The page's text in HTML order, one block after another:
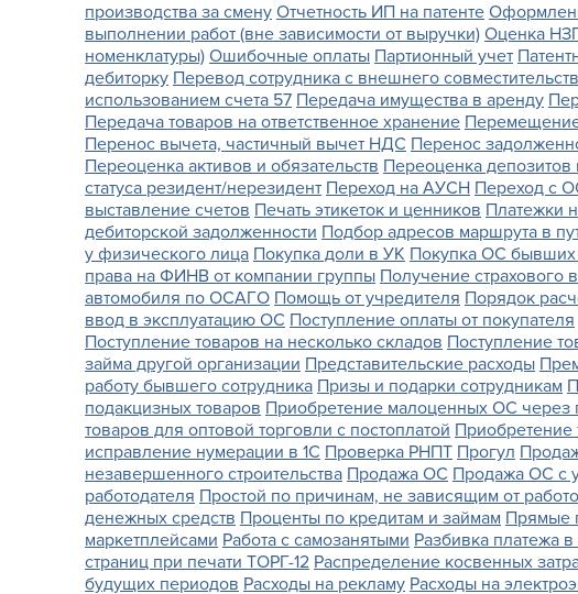
производства за смену Отчетность ИП на патенте
выполнении работ (вне зависимости от выручки) Оценка
номенклатуры) Ошибочные оплаты Партионный учет
дебиторку Перевод сотрудника с внешнего
использованием счета 57 Передача имущества в аренду
Передача товаров на ответственное хранение
Перенос вычета, частичный вычет НДС Перенос
Переоценка активов и обязательств Переоценка
статуса резидент/нерезидент Переход на АУСН Переход с
выставление счетов Печать этикеток и ценников Платежки
дебиторской задолженности Подбор адресов маршрута в
у физического лица Покупка доли в УК Покупка ОС бывших
права на ФИНВ от компании группы Получение
автомобиля по ОСАГО Помощь от учредителя Порядок
ввод в эксплуатацию ОС Поступление оплаты от покупателя
Поступление товаров на несколько складов Поступление
займа другой организации Представительские расходы
работу бывшего сотрудника Призы и подарки сотрудникам
подакцизных товаров Приобретение малоценных ОС через
товаров для оптовой торговли с постоплатой
исправление нумерации в 1С Проверка РНПТ Прогул
незавершенного строительства Продажа ОС Продажа ОС с
работодателя Простой по причинам, не зависящим от
денежных средств Проценты по кредитам и займам Прямые
маркетплейсами Работа с самозанятыми Разбивка платежа
страниц при печати ТОРГ-12 Распределение косвенных
будущих периодов Расходы на рекламу Расходы на